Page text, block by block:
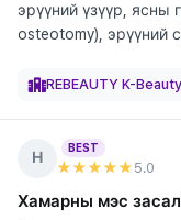
эрүүний үзүүр, ясны
osteotomy), эрүүний
REBEAUTY K-Beauty
Н
BEST
★★★★★ 5.0
Хамарны мэс